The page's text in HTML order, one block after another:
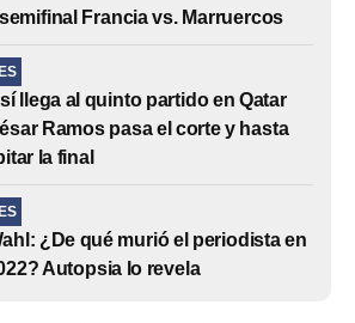
Francia vs. Marruercos
llega al quinto partido en Qatar
Ramos pasa el corte y hasta
la final
¿De qué murió el periodista en
Autopsia lo revela